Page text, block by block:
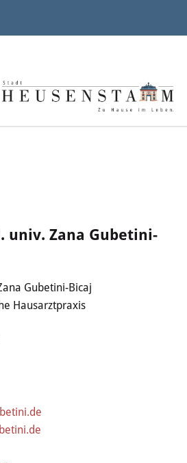
univ. Zana Gubetini-
Gubetini-Bicaj
Hausarztpraxis